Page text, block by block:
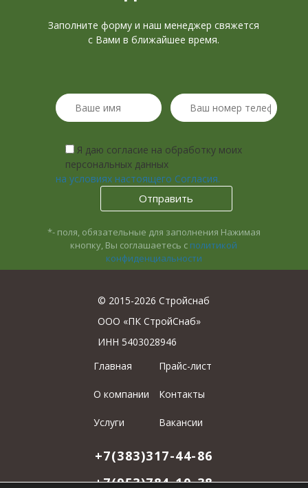
Заполните форму и наш менеджер свяжется
с Вами в ближайшее время.
Я даю согласие на обработку моих
персональных данных
на условиях настоящего Согласия.
*- поля, обязательные для заполнения Нажимая
кнопку, Вы соглашаетесь с политикой
конфиденциальности
© 2015-2026 Стройснаб
ООО «ПК СтройСнаб»
ИНН 5403028946
Главная
О компании
Услуги
Прайс-лист
Контакты
Вакансии
+7(383)317-44-86
+7(953)784-10-38